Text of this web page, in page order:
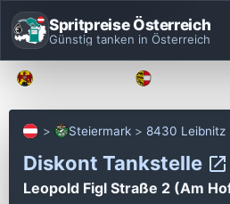
Spritpreise Österreich
Günstig tanken in Österreich
Steiermark 8430 Leibnitz
Diskont Tankstelle
Leopold Figl Straße 2 (Am